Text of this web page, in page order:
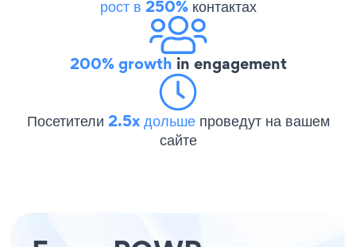
рост в 250%контактах
200% growth in engagement
Посетители 2.5x дольше проведут на вашем
сайте